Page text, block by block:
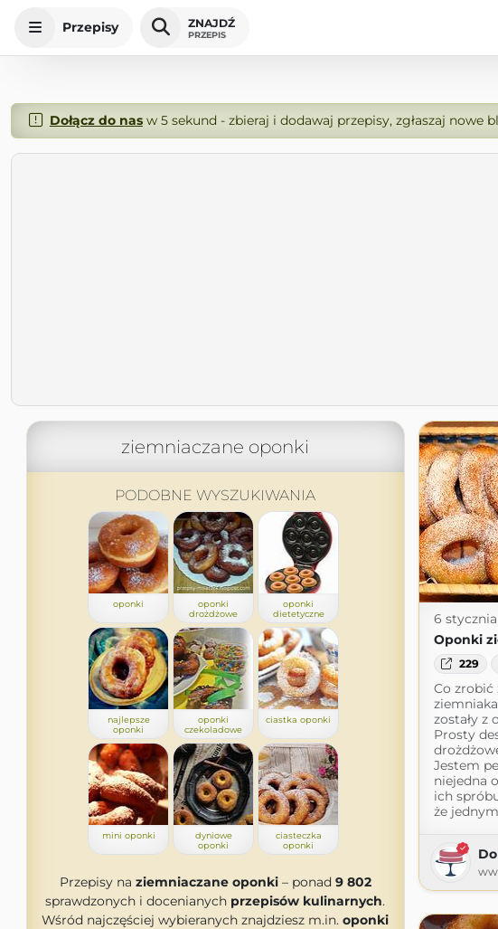
Przepisy ZNAJDŹ
PRZEPIS
Dołącz do nasw 5 sekund - zbieraj i dodawaj przepisy, zgłaszaj nowe
ziemniaczane oponki
PODOBNE WYSZUKIWANIA
oponki
oponki
drożdżowe
oponki
dietetyczne
najlepsze
oponki
oponki
czekoladowe
ciastka oponki
mini oponki
dyniowe
oponki
ciasteczka
oponki
Przepisy na ziemniaczane oponki– ponad 9 802
sprawdzonych i docenianych przepisów kulinarnych.
Wśród najczęściej wybieranych znajdziesz m.in. oponki
6 stycznia
Oponki
229
Co zrobić
zostały z
Prosty
Jestem
niejedna
ich
że jednym